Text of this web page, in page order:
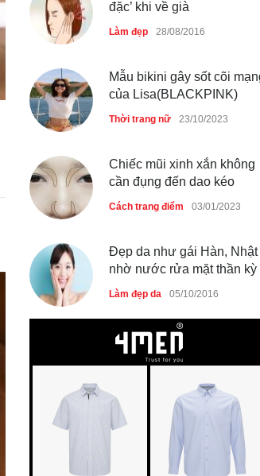
Mẫu bikini gây sốt cõi mạng
Thời trang nữ 23/10/2023
Chiếc mũi xinh xắn không
Cách trang điểm 03/01/2023
Đẹp da như gái Hàn, Nhật
Làm đẹp da 05/10/2016